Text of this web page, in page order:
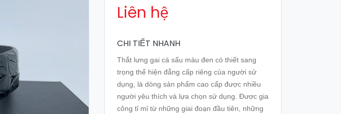
Liên hệ
CHI TIẾT NHANH
Thắt lưng gai cá sấu màu đen có thiết sang
trọng thể hiện đẳng cấp riêng của người sử
dụng, là dòng sản phẩm cao cấp được nhiều
người yêu thích và lựa chọn sử dụng. Được gia
công tỉ mỉ từ những giai đoạn đầu tiên, những